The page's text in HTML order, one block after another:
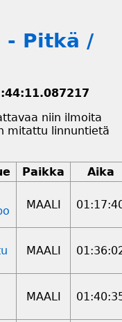
- Pitkä /
niin ilmoita
mitattu linnuntietä
Paikka Aika
MAALI
MAALI
MAALI